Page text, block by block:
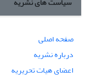
صفحه اصلی
درباره نشریه
اعضای هیات تحریریه